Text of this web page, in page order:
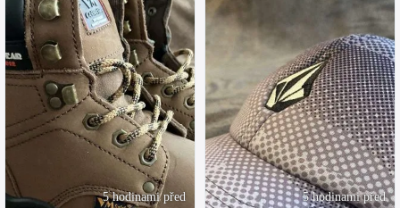
5 hodinami před 5 hodinami před